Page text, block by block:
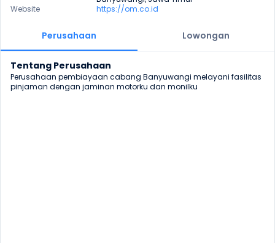
Website
https://om.co.id
Perusahaan Lowongan
Tentang Perusahaan
Perusahaan pembiayaan cabang Banyuwangi melayani fasilitas
pinjaman dengan jaminan motorku dan monilku